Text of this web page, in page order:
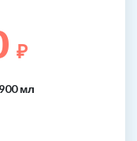
₽
мл